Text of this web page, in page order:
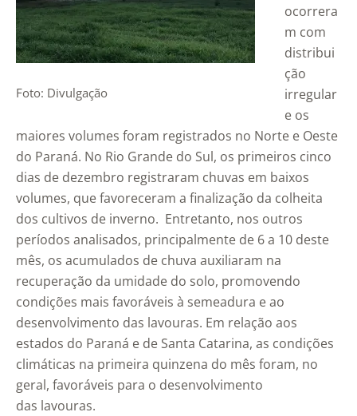
Foto: Divulgação
ocorrera
m com
distribui
ção
irregular
e os
maiores volumes foram registrados no Norte e Oeste
do Paraná. No Rio Grande do Sul, os primeiros cinco
dias de dezembro registraram chuvas em baixos
volumes, que favoreceram a finalização da colheita
dos cultivos de inverno. Entretanto, nos outros
períodos analisados, principalmente de 6 a 10 deste
mês, os acumulados de chuva auxiliaram na
recuperação da umidade do solo, promovendo
condições mais favoráveis à semeadura e ao
desenvolvimento das lavouras. Em relação aos
estados do Paraná e de Santa Catarina, as condições
climáticas na primeira quinzena do mês foram, no
geral, favoráveis para o desenvolvimento
das lavouras.